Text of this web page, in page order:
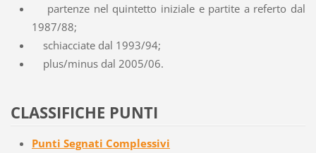
partenze nel quintetto iniziale e partite a referto dal
1987/88;
schiacciate dal 1993/94;
plus/minus dal 2005/06.
CLASSIFICHE PUNTI
Punti Segnati Complessivi